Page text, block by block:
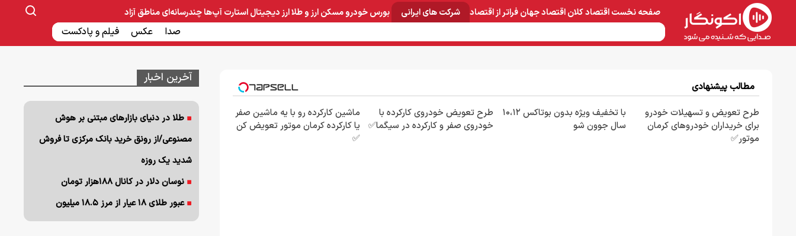
صفحه نخستاقتصاد کلاناقتصاد جهانفراتر از اقتصاد شرکت های ایرانی
صنایع غذایی و دارویی ساخت و ساز بانک و بیمه
بورسخودرومسکنارز و طلاارز دیجیتالاستارت آپ‌هاچندرسانه‌ای
صدا عکس فیلم و پادکست
مناطق آزاد
مطالب پیشنهادی
طرح تعویض و تسهیلات خودرو
برای خریداران خودروهای کرمان
موتور✅
با تخفیف ویژه بدون بوتاکس ۱۰،۱۲
سال جوون شو
طرح تعویض خودروی کارکرده با
خودروی صفر و کارکرده در سیگما✅
ماشین کارکرده رو با یه ماشین صفر
یا کارکرده کرمان موتور تعویض کن
✅
آخرین اخبار
طلا در دنیای بازارهای مبتنی بر هوش
مصنوعی/از رونق خرید بانک مرکزی تا فروش
شدید یک روزه
نوسان دلار در کانال ۱۸۸هزار تومان
عبور طلای ۱۸ عیار از مرز ۱۸.۵ میلیون